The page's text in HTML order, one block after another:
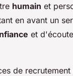
humain et
en avant un
et
de